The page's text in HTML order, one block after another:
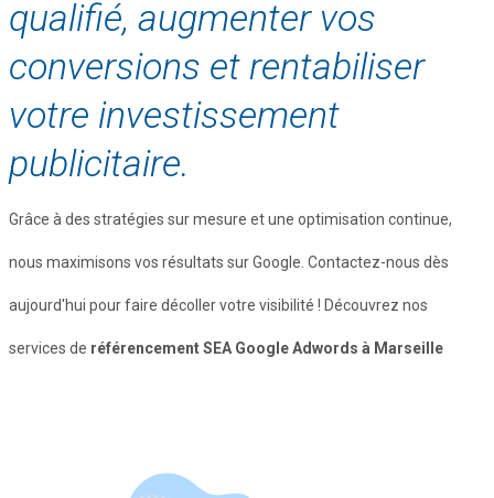
qualifié, augmenter vos
conversions et rentabiliser
votre investissement
publicitaire.
Grâce à des stratégies sur mesure et une optimisation continue,
nous maximisons vos résultats sur Google. Contactez-nous dès
aujourd'hui pour faire décoller votre visibilité ! Découvrez nos
services de référencement SEA Google Adwords à Marseille